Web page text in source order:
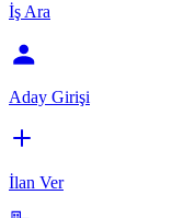
İş Ara
Aday Girişi
İlan Ver